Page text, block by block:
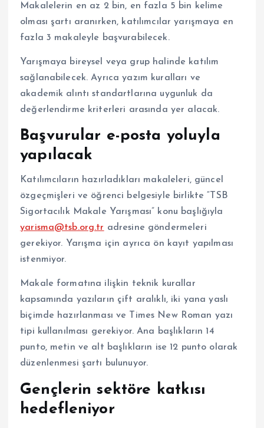
Makalelerin en az 2 bin, en fazla 5 bin kelime
olması şartı aranırken, katılımcılar yarışmaya en
fazla 3 makaleyle başvurabilecek.
Yarışmaya bireysel veya grup halinde katılım
sağlanabilecek. Ayrıca yazım kuralları ve
akademik alıntı standartlarına uygunluk da
değerlendirme kriterleri arasında yer alacak.
Başvurular e-posta yoluyla
yapılacak
Katılımcıların hazırladıkları makaleleri, güncel
özgeçmişleri ve öğrenci belgesiyle birlikte “TSB
Sigortacılık Makale Yarışması” konu başlığıyla
yarisma@tsb.org.tr adresine göndermeleri
gerekiyor. Yarışma için ayrıca ön kayıt yapılması
istenmiyor.
Makale formatına ilişkin teknik kurallar
kapsamında yazıların çift aralıklı, iki yana yaslı
biçimde hazırlanması ve Times New Roman yazı
tipi kullanılması gerekiyor. Ana başlıkların 14
punto, metin ve alt başlıkların ise 12 punto olarak
düzenlenmesi şartı bulunuyor.
Gençlerin sektöre katkısı
hedefleniyor